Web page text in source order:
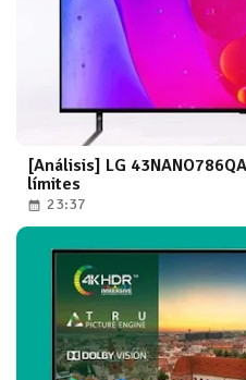
[Análisis] LG
límites
23:37